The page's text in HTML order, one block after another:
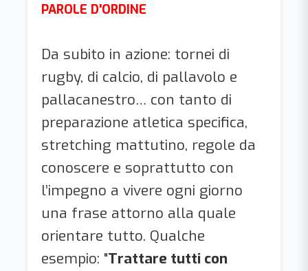
PAROLE D'ORDINE
Da subito in azione: tornei di
rugby, di calcio, di pallavolo e
pallacanestro… con tanto di
preparazione atletica specifica,
stretching mattutino, regole da
conoscere e soprattutto con
l’impegno a vivere ogni giorno
una frase attorno alla quale
orientare tutto. Qualche
esempio: "Trattare tutti con